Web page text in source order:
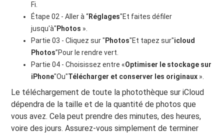
Fi.
Étape 02 - Aller à “Réglages"Et faites défiler
jusqu'à" Photos ».
Partie 03 - Cliquez sur " Photos"Et tapez sur"icloud
Photos”Pour le rendre vert.
Partie 04 - Choisissez entre «Optimiser le stockage sur
iPhone"Ou"Télécharger et conserver les originaux ».
Le téléchargement de toute la photothèque sur iCloud
dépendra de la taille et de la quantité de photos que
vous avez. Cela peut prendre des minutes, des heures,
voire des jours. Assurez-vous simplement de terminer